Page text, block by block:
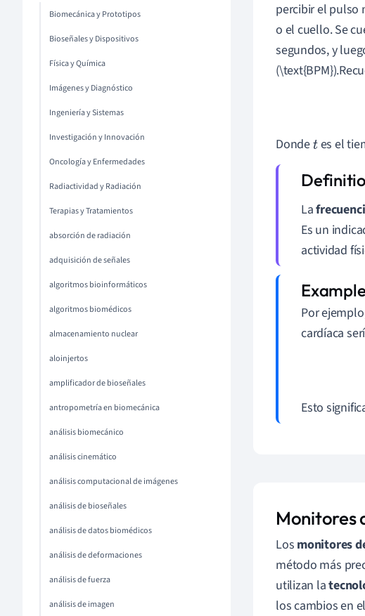
Biomecánica y Prototipos
Bioseñales y Dispositivos
Física y Química
Imágenes y Diagnóstico
Ingeniería y Sistemas
Investigación y Innovación
Oncología y Enfermedades
Radiactividad y Radiación
Terapias y Tratamientos
absorción de radiación
adquisición de señales
algoritmos bioinformáticos
algoritmos biomédicos
almacenamiento nuclear
aloinjertos
amplificador de bioseñales
antropometría en biomecánica
análisis biomecánico
análisis cinemático
análisis computacional de imágenes
análisis de bioseñales
análisis de datos biomédicos
análisis de deformaciones
análisis de fuerza
análisis de imagen
percibir el pulso
o el cuello. Se
segundos, y
Dondetes el
La
Es un
actividad
Por
cardíaca
Esto
Monitores
Los monitores
método más
utilizan la
los cambios en